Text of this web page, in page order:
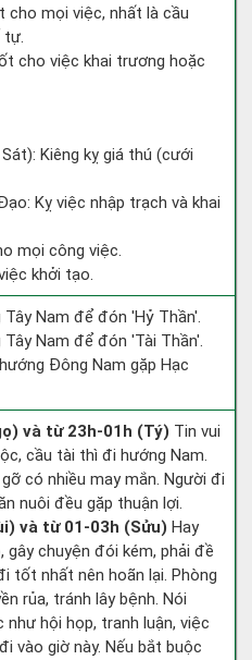
cho mọi việc, nhất là cầu
tự.
cho việc khai trương hoặc
Kiêng kỵ giá thú (cưới
Kỵ việc nhập trạch và khai
mọi công việc.
khởi tạo.
Nam để đón 'Hỷ Thần'.
Nam để đón 'Tài Thần'.
Đông Nam gặp Hạc
và từ 23h-01h (Tý) Tin vui
cầu tài thì đi hướng Nam.
có nhiều may mắn. Người đi
nuôi đều gặp thuận lợi.
và từ 01-03h (Sửu) Hay
gây chuyện đói kém, phải đề
tốt nhất nên hoãn lại. Phòng
rủa, tránh lây bệnh. Nói
như hội họp, tranh luận, việc
vào giờ này. Nếu bắt buộc